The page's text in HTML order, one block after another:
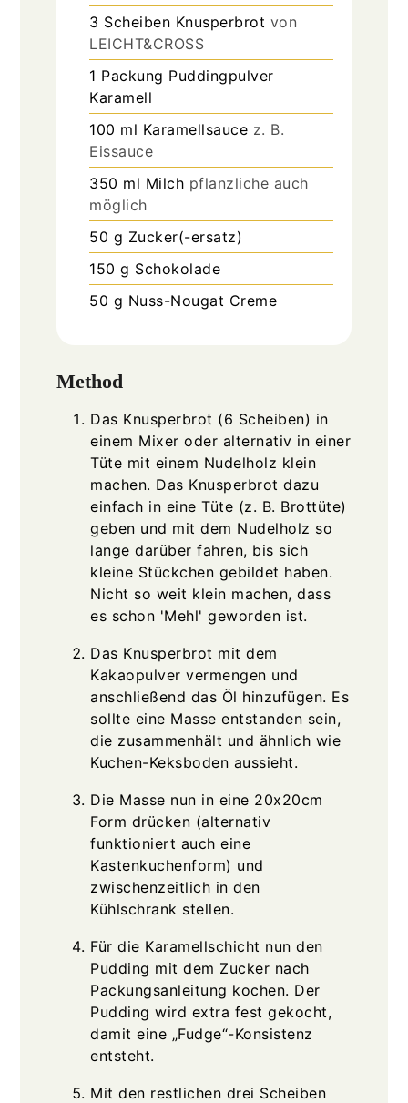
3 Scheiben Knusperbrot von
LEICHT&CROSS
1 Packung Puddingpulver
Karamell
100 ml Karamellsauce z. B.
Eissauce
350 ml Milch pflanzliche auch
möglich
50 g Zucker(-ersatz)
150 g Schokolade
50 g Nuss-Nougat Creme
Method
Das Knusperbrot (6 Scheiben) in
einem Mixer oder alternativ in einer
Tüte mit einem Nudelholz klein
machen. Das Knusperbrot dazu
einfach in eine Tüte (z. B. Brottüte)
geben und mit dem Nudelholz so
lange darüber fahren, bis sich
kleine Stückchen gebildet haben.
Nicht so weit klein machen, dass
es schon 'Mehl' geworden ist.
Das Knusperbrot mit dem
Kakaopulver vermengen und
anschließend das Öl hinzufügen. Es
sollte eine Masse entstanden sein,
die zusammenhält und ähnlich wie
Kuchen-Keksboden aussieht.
Die Masse nun in eine 20x20cm
Form drücken (alternativ
funktioniert auch eine
Kastenkuchenform) und
zwischenzeitlich in den
Kühlschrank stellen.
Für die Karamellschicht nun den
Pudding mit dem Zucker nach
Packungsanleitung kochen. Der
Pudding wird extra fest gekocht,
damit eine „Fudge“-Konsistenz
entsteht.
Mit den restlichen drei Scheiben